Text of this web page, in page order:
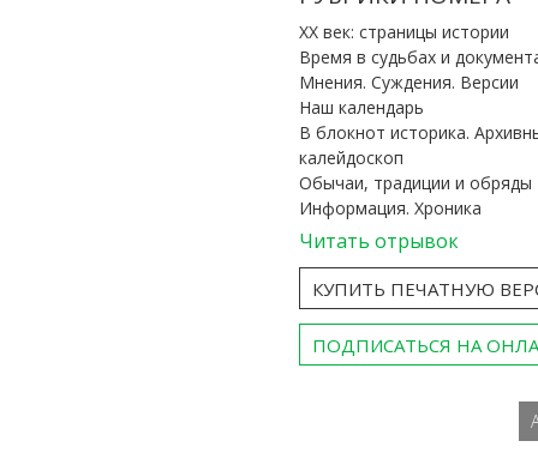
ХХ век: страницы истории
Время в судьбах и
Мнения. Суждения. Версии
Наш календарь
В блокнот историка.
калейдоскоп
Обычаи, традиции и обряды
Информация. Хроника
Читать отрывок
КУПИТЬ ПЕЧАТНУЮ
ПОДПИСАТЬСЯ НА